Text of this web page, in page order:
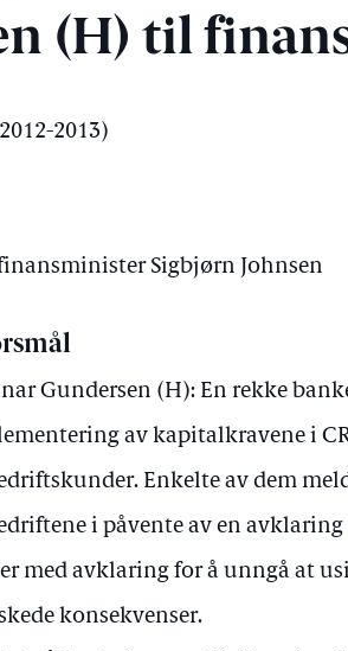
(H) til
2013)
Sigbjørn Johnsen
Gundersen (H): En rekke
av kapitalkravene i
Enkelte av dem
i påvente av en
med avklaring for å unngå at
konsekvenser.